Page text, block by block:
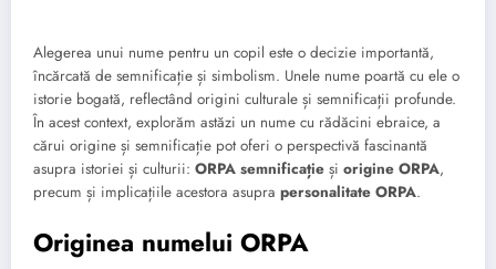
Alegerea unui nume pentru un copil este o decizie importantă,
încărcată de semnificație și simbolism. Unele nume poartă cu ele o
istorie bogată, reflectând origini culturale și semnificații profunde.
În acest context, explorăm astăzi un nume cu rădăcini ebraice, a
cărui origine și semnificație pot oferi o perspectivă fascinantă
asupra istoriei și culturii: ORPA semnificație și origine ORPA,
precum și implicațiile acestora asupra personalitate ORPA.
Originea numelui ORPA